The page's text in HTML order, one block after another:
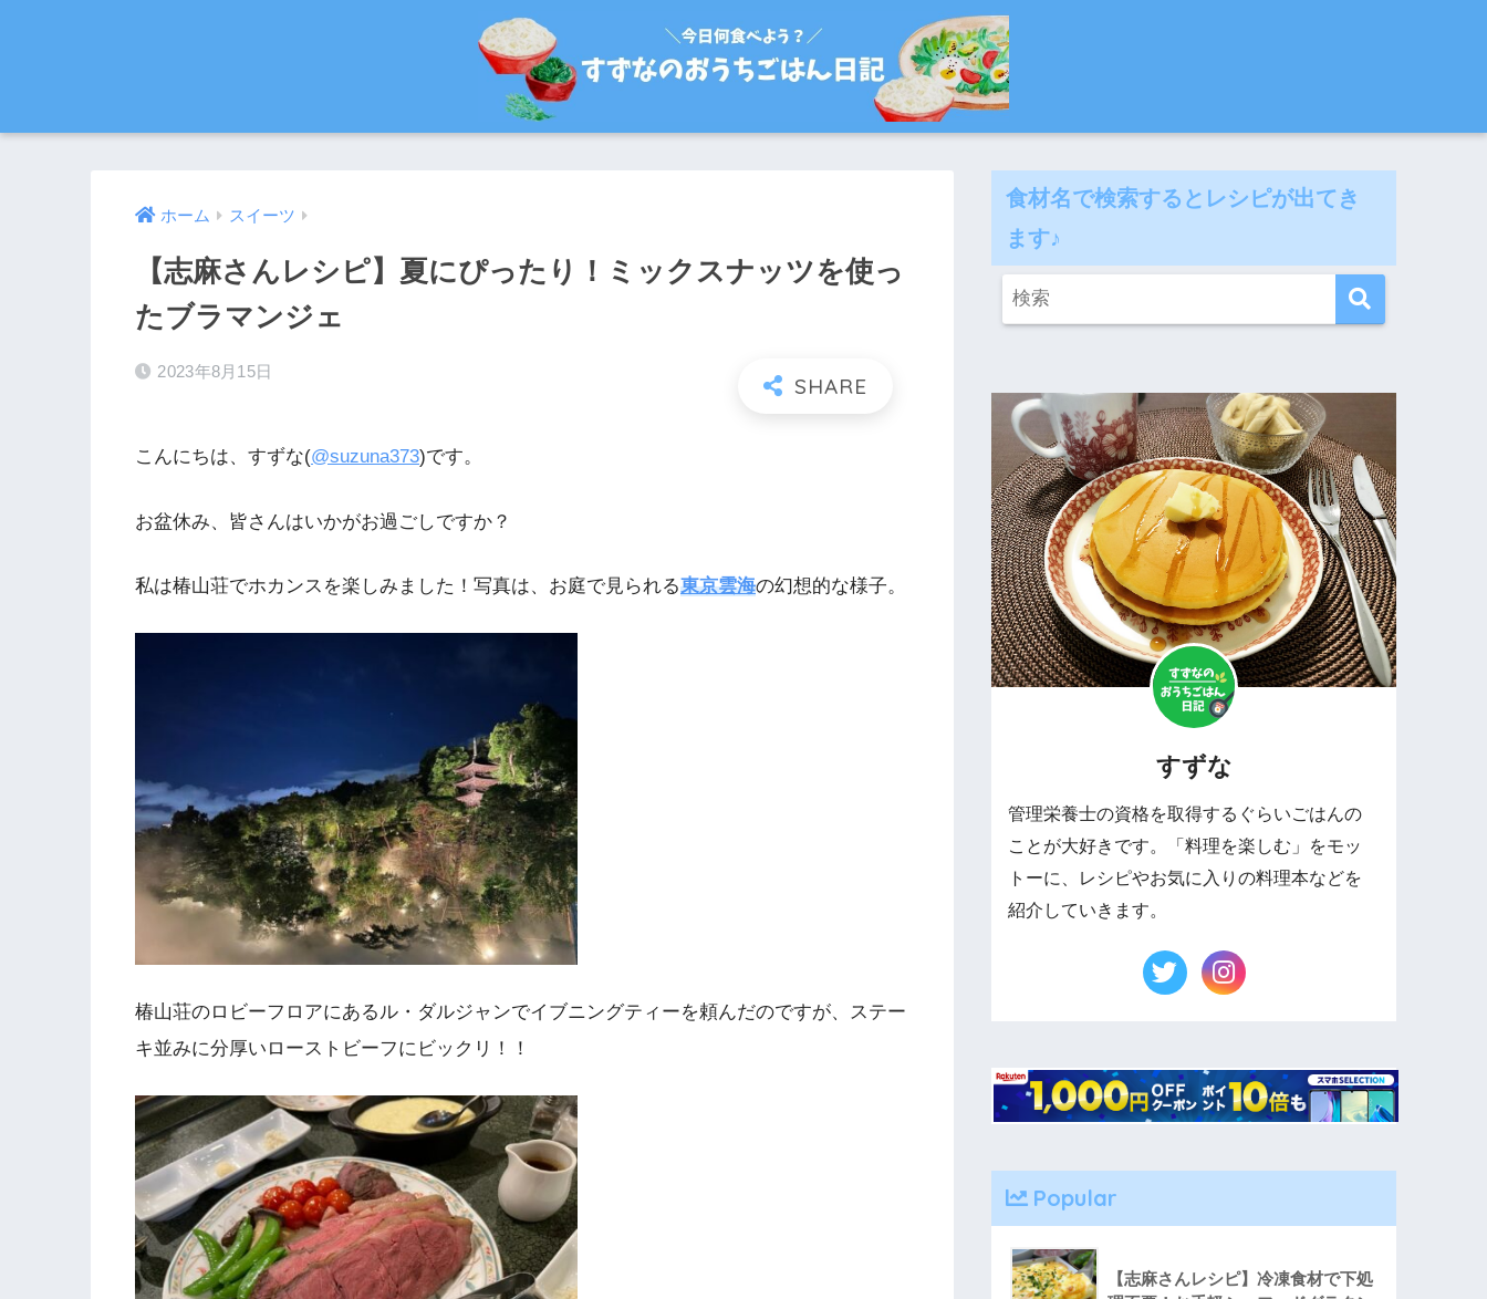
ホーム スイーツ
【志麻さんレシピ】夏にぴったり！ミックスナッツを使っ
たブラマンジェ
2023年8月15日
こんにちは、すずな(@suzuna373)です。
お盆休み、皆さんはいかがお過ごしですか？
私は椿山荘でホカンスを楽しみました！写真は、お庭で見られる東京雲海の幻想的な様子。
椿山荘のロビーフロアにあるル・ダルジャンでイブニングティーを頼んだのですが、ステー
キ並みに分厚いローストビーフにビックリ！！
食材名で検索するとレシピが出てき
ます♪
すずな
管理栄養士の資格を取得するぐらいごはんの
ことが大好きです。「料理を楽しむ」をモッ
トーに、レシピやお気に入りの料理本などを
紹介していきます。
Popular
【志麻さんレシピ】冷凍食材で下処